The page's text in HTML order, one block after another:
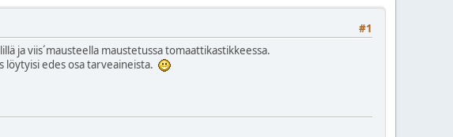
#1
ja viis´mausteella maustetussa tomaattikastikkeessa.
löytyisi edes osa tarveaineista.